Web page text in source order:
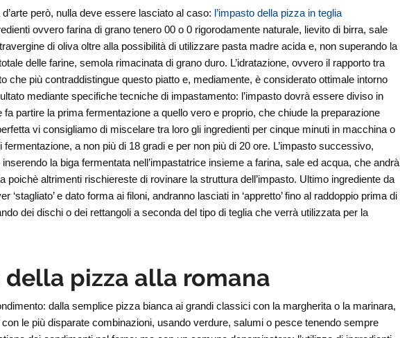
però, nulla deve essere lasciato al caso: l’impasto della pizza in teglia
ovvero farina di grano tenero 00 o 0 rigorodamente naturale, lievito di birra, sale
di oliva oltre alla possibilità di utilizzare pasta madre acida e, non superando la
delle farine, semola rimacinata di grano duro. L’idratazione, ovvero il rapporto tra
che più contraddistingue questo piatto e, mediamente, è considerato ottimale intorno
mediante specifiche tecniche di impastamento: l’impasto dovrà essere diviso in
partire la prima fermentazione a quello vero e proprio, che chiude la preparazione
vi consigliamo di miscelare tra loro gli ingredienti per cinque minuti in macchina o
a non più di 18 gradi e per non più di 20 ore. L’impasto successivo,
la biga fermentata nell’impastatrice insieme a farina, sale ed acqua, che andrà
poichè altrimenti rischiereste di rovinare la struttura dell’impasto. Ultimo ingrediente da
‘stagliato’ e dato forma ai filoni, andranno lasciati in ‘appretto’ fino al raddoppio prima di
dei dischi o dei rettangoli a seconda del tipo di teglia che verrà utilizzata per la
pizza alla romana
dalla semplice pizza bianca ai grandi classici con la margherita o la marinara,
le più disparate combinazioni, usando verdure, salumi o pesce tenendo sempre